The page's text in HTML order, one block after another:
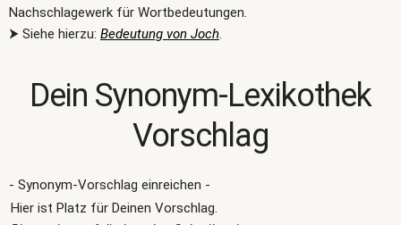
Nachschlagewerk für Wortbedeutungen.
⮞ Siehe hierzu: Bedeutung von Joch.
Dein Synonym-Lexikothek
Vorschlag
- Synonym-Vorschlag einreichen -
Hier ist Platz für Deinen Vorschlag.